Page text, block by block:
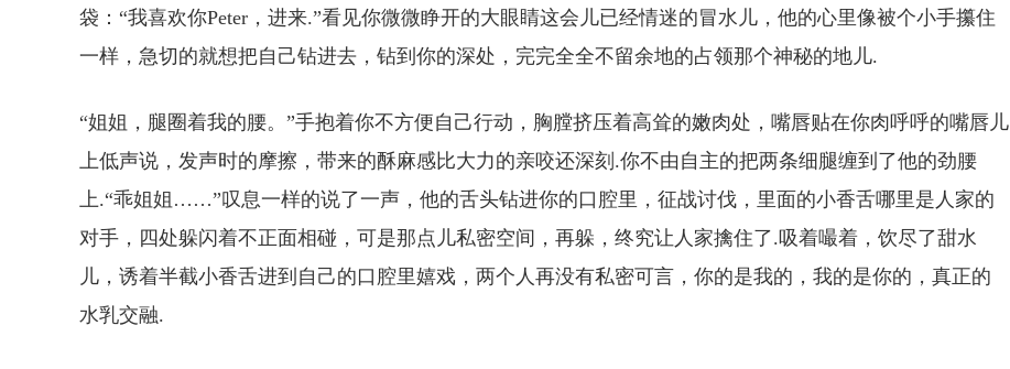
袋：“我喜欢你Peter，进来.”看见你微微睁开的大眼睛这会儿已经情迷的冒水儿，他的心里像被个小手攥住
一样，急切的就想把自己钻进去，钻到你的深处，完完全全不留余地的占领那个神秘的地儿.
“姐姐，腿圈着我的腰。”手抱着你不方便自己行动，胸膛挤压着高耸的嫩肉处，嘴唇贴在你肉呼呼的嘴唇儿
上低声说，发声时的摩擦，带来的酥麻感比大力的亲咬还深刻.你不由自主的把两条细腿缠到了他的劲腰
上.“乖姐姐……”叹息一样的说了一声，他的舌头钻进你的口腔里，征战讨伐，里面的小香舌哪里是人家的
对手，四处躲闪着不正面相碰，可是那点儿私密空间，再躲，终究让人家擒住了.吸着嘬着，饮尽了甜水
儿，诱着半截小香舌进到自己的口腔里嬉戏，两个人再没有私密可言，你的是我的，我的是你的，真正的
水乳交融.